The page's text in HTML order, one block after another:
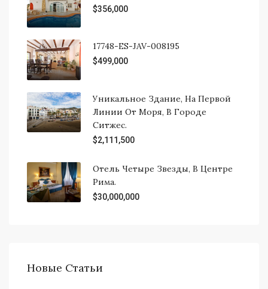
$356,000
17748-ES-JAV-008195
$499,000
Уникальное Здание, На Первой
Линии От Моря, В Городе
Ситжес.
$2,111,500
Отель Четыре Звезды, В Центре
Рима.
$30,000,000
Новые Статьи